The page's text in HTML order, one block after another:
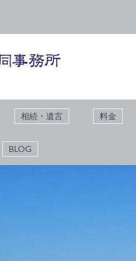
相続・遺言 料金
BLOG